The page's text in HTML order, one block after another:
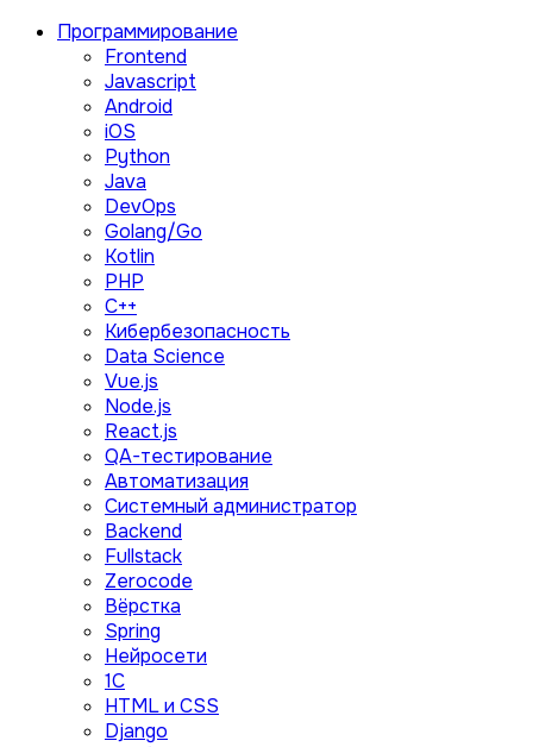
Программирование
Frontend
Javascript
Android
iOS
Python
Java
DevOps
Golang/Go
Kotlin
PHP
C++
Кибербезопасность
Data Science
Vue.js
Node.js
React.js
QA-тестирование
Автоматизация
Системный администратор
Backend
Fullstack
Zerocode
Вёрстка
Spring
Нейросети
1C
HTML и CSS
Django